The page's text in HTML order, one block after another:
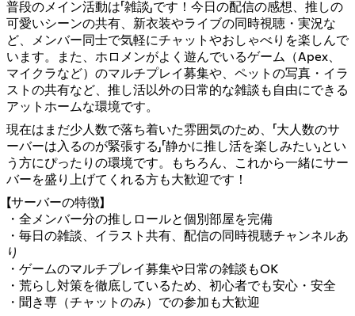
普段のメイン活動は「雑談」です！今日の配信の感想、推しの
可愛いシーンの共有、新衣装やライブの同時視聴・実況な
ど、メンバー同士で気軽にチャットやおしゃべりを楽しんで
います。また、ホロメンがよく遊んでいるゲーム（Apex、
マイクラなど）のマルチプレイ募集や、ペットの写真・イラ
ストの共有など、推し活以外の日常的な雑談も自由にできる
アットホームな環境です。
現在はまだ少人数で落ち着いた雰囲気のため、「大人数のサ
ーバーは入るのが緊張する」「静かに推し活を楽しみたい」とい
う方にぴったりの環境です。もちろん、これから一緒にサー
バーを盛り上げてくれる方も大歓迎です！
【サーバーの特徴】
・全メンバー分の推しロールと個別部屋を完備
・毎日の雑談、イラスト共有、配信の同時視聴チャンネルあ
り
・ゲームのマルチプレイ募集や日常の雑談もOK
・荒らし対策を徹底しているため、初心者でも安心・安全
・聞き専（チャットのみ）での参加も大歓迎